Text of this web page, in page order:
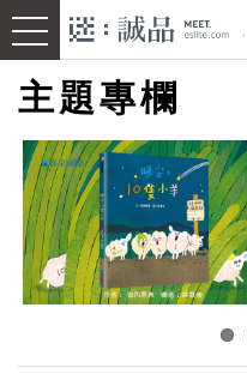
主題專欄